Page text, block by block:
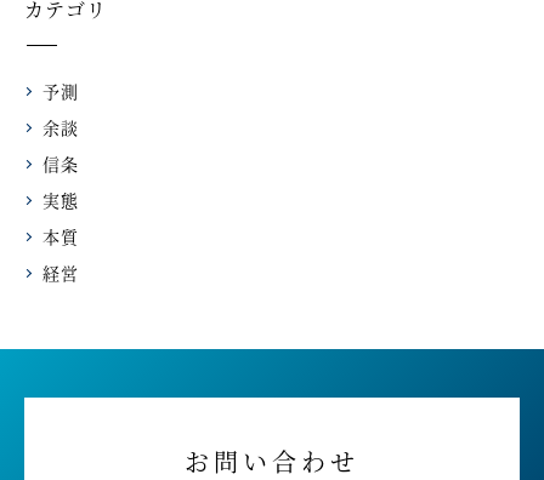
カテゴリ
予測
余談
信条
実態
本質
経営
お問い合わせ